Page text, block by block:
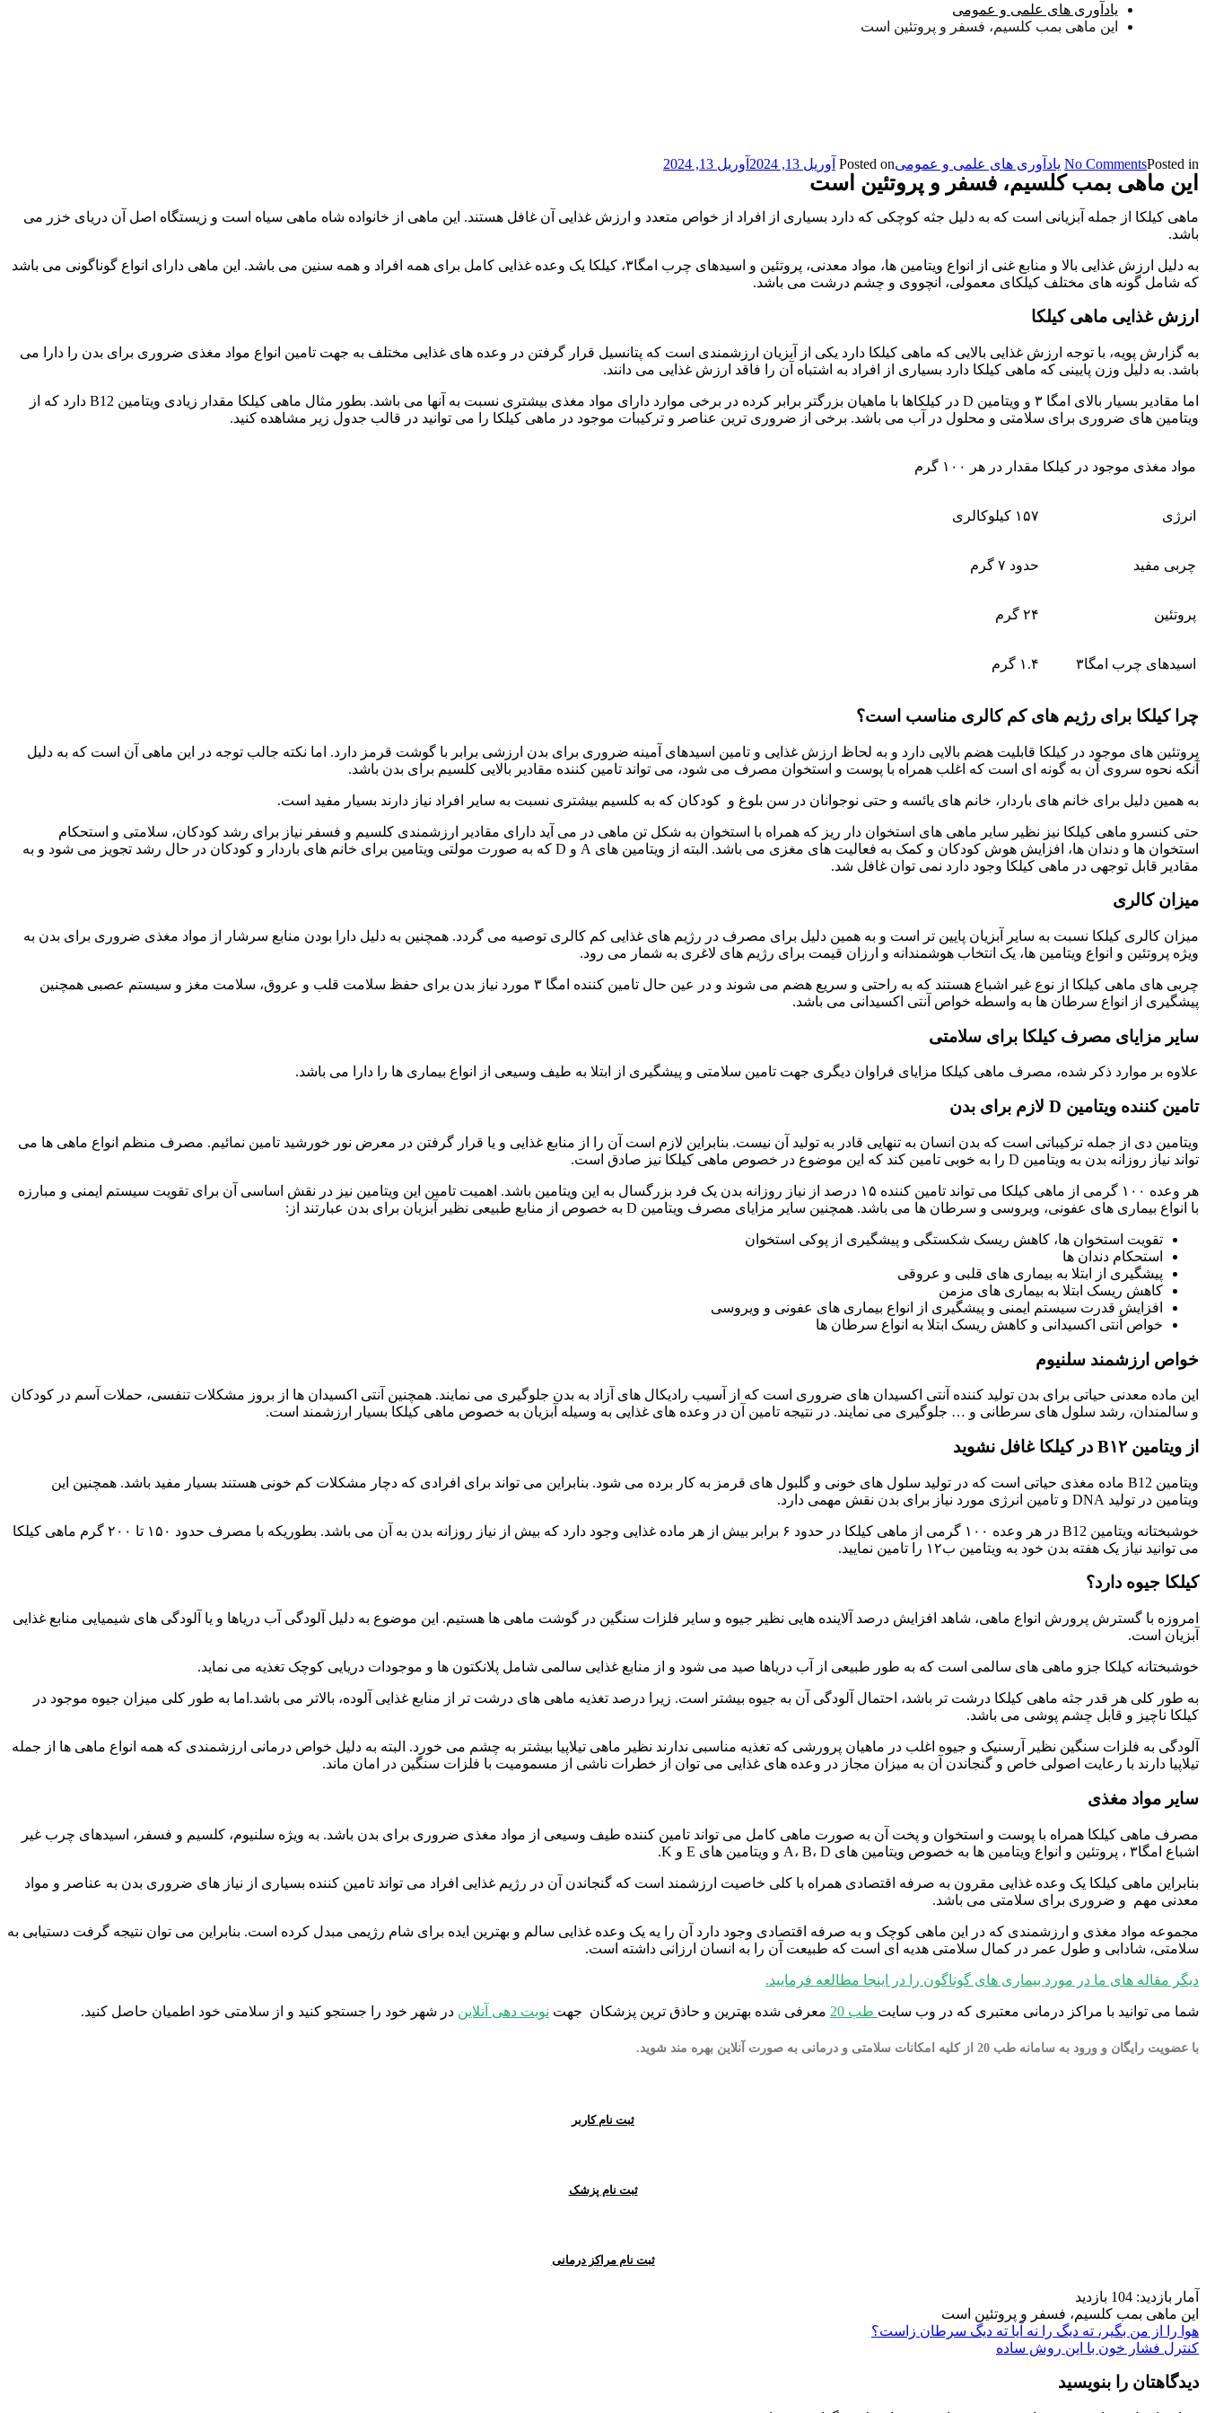
یادآوری های علمی و عمومی
این ماهی بمب کلسیم، فسفر و پروتئین است
No Comments
on
این
ماهی
بمب
کلسیم،
و
پروتئین
Posted in یادآوری های علمی و عمومیPosted on آوریل 13, 2024 آوریل 13, 2024
این ماهی بمب کلسیم، فسفر و پروتئین است
ماهی کیلکا از جمله آبزیانی است که به دلیل جثه کوچکی که دارد بسیاری از افراد از خواص متعدد و ارزش غذایی آن غافل هستند. این ماهی از خانواده شاه ماهی سیاه است و زیستگاه اصل آن دریای خزر می
باشد.
به دلیل ارزش غذایی بالا و منابع غنی از انواع ویتامین ها، مواد معدنی، پروتئین و اسیدهای چرب امگا۳، کیلکا یک وعده غذایی کامل برای همه افراد و همه سنین می باشد. این ماهی دارای انواع گوناگونی می باشد
که شامل گونه های مختلف کیلکای معمولی، انچووی و چشم درشت می باشد.
ارزش غذایی ماهی کیلکا
به گزارش پویه، با توجه ارزش غذایی بالایی که ماهی کیلکا دارد یکی از آبزیان ارزشمندی است که پتانسیل قرار گرفتن در وعده های غذایی مختلف به جهت تامین انواع مواد مغذی ضروری برای بدن را دارا می
باشد. به دلیل وزن پایینی که ماهی کیلکا دارد بسیاری از افراد به اشتباه آن را فاقد ارزش غذایی می دانند.
اما مقادیر بسیار بالای امگا ۳ و ویتامین D در کیلکاها با ماهیان بزرگتر برابر کرده در برخی موارد دارای مواد مغذی بیشتری نسبت به آنها می باشد. بطور مثال ماهی کیلکا مقدار زیادی ویتامین B12 دارد که از
ویتامین های ضروری برای سلامتی و محلول در آب می باشد. برخی از ضروری ترین عناصر و ترکیبات موجود در ماهی کیلکا را می توانید در قالب جدول زیر مشاهده کنید.
مواد مغذی موجود در کیلکا مقدار در هر ۱۰۰ گرم
انرژی ۱۵۷ کیلوکالری
چربی مفید حدود ۷ گرم
پروتئین ۲۴ گرم
اسیدهای چرب امگا۳ ۱.۴ گرم
چرا کیلکا برای رژیم های کم کالری مناسب است؟
پروتئین های موجود در کیلکا قابلیت هضم بالایی دارد و به لحاظ ارزش غذایی و تامین اسیدهای آمینه ضروری برای بدن ارزشی برابر با گوشت قرمز دارد. اما نکته جالب توجه در این ماهی آن است که به دلیل
آنکه نحوه سروی آن به گونه ای است که اغلب همراه با پوست و استخوان مصرف می شود، می تواند تامین کننده مقادیر بالایی کلسیم برای بدن باشد.
به همین دلیل برای خانم های باردار، خانم های یائسه و حتی نوجوانان در سن بلوغ و کودکان که به کلسیم بیشتری نسبت به سایر افراد نیاز دارند بسیار مفید است.
حتی کنسرو ماهی کیلکا نیز نظیر سایر ماهی های استخوان دار ریز که همراه با استخوان به شکل تن ماهی در می آید دارای مقادیر ارزشمندی کلسیم و فسفر نیاز برای رشد کودکان، سلامتی و استحکام
استخوان ها و دندان ها، افزایش هوش کودکان و کمک به فعالیت های مغزی می باشد. البته از ویتامین های A و D که به صورت مولتی ویتامین برای خانم های باردار و کودکان در حال رشد تجویز می شود و به
مقادیر قابل توجهی در ماهی کیلکا وجود دارد نمی توان غافل شد.
میزان کالری
میزان کالری کیلکا نسبت به سایر آبزیان پایین تر است و به همین دلیل برای مصرف در رژیم های غذایی کم کالری توصیه می گردد. همچنین به دلیل دارا بودن منابع سرشار از مواد مغذی ضروری برای بدن به
ویژه پروتئین و انواع ویتامین ها، یک انتخاب هوشمندانه و ارزان قیمت برای رژیم های لاغری به شمار می رود.
چربی های ماهی کیلکا از نوع غیر اشباع هستند که به راحتی و سریع هضم می شوند و در عین حال تامین کننده امگا ۳ مورد نیاز بدن برای حفظ سلامت قلب و عروق، سلامت مغز و سیستم عصبی همچنین
پیشگیری از انواع سرطان ها به واسطه خواص آنتی اکسیدانی می باشد.
سایر مزایای مصرف کیلکا برای سلامتی
علاوه بر موارد ذکر شده، مصرف ماهی کیلکا مزایای فراوان دیگری جهت تامین سلامتی و پیشگیری از ابتلا به طیف وسیعی از انواع بیماری ها را دارا می باشد.
تامین کننده ویتامین D لازم برای بدن
ویتامین دی از جمله ترکیباتی است که بدن انسان به تنهایی قادر به تولید آن نیست. بنابراین لازم است آن را از منابع غذایی و یا قرار گرفتن در معرض نور خورشید تامین نمائیم. مصرف منظم انواع ماهی ها می
تواند نیاز روزانه بدن به ویتامین D را به خوبی تامین کند که این موضوع در خصوص ماهی کیلکا نیز صادق است.
هر وعده ۱۰۰ گرمی از ماهی کیلکا می تواند تامین کننده ۱۵ درصد از نیاز روزانه بدن یک فرد بزرگسال به این ویتامین باشد. اهمیت تامین این ویتامین نیز در نقش اساسی آن برای تقویت سیستم ایمنی و مبارزه
با انواع بیماری های عفونی، ویروسی و سرطان ها می باشد. همچنین سایر مزایای مصرف ویتامین D به خصوص از منابع طبیعی نظیر آبزیان برای بدن عبارتند از:
تقویت استخوان ها، کاهش ریسک شکستگی و پیشگیری از پوکی استخوان
استحکام دندان ها
پیشگیری از ابتلا به بیماری های قلبی و عروقی
کاهش ریسک ابتلا به بیماری های مزمن
افزایش قدرت سیستم ایمنی و پیشگیری از انواع بیماری های عفونی و ویروسی
خواص آنتی اکسیدانی و کاهش ریسک ابتلا به انواع سرطان ها
خواص ارزشمند سلنیوم
این ماده معدنی حیاتی برای بدن تولید کننده آنتی اکسیدان های ضروری است که از آسیب رادیکال های آزاد به بدن جلوگیری می نمایند. همچنین آنتی اکسیدان ها از بروز مشکلات تنفسی، حملات آسم در کودکان
و سالمندان، رشد سلول های سرطانی و … جلوگیری می نمایند. در نتیجه تامین آن در وعده های غذایی به وسیله آبزیان به خصوص ماهی کیلکا بسیار ارزشمند است.
از ویتامین B۱۲ در کیلکا غافل نشوید
ویتامین B12 ماده مغذی حیاتی است که در تولید سلول های خونی و گلبول های قرمز به کار برده می شود. بنابراین می تواند برای افرادی که دچار مشکلات کم خونی هستند بسیار مفید باشد. همچنین این
ویتامین در تولید DNA و تامین انرژی مورد نیاز برای بدن نقش مهمی دارد.
خوشبختانه ویتامین B12 در هر وعده ۱۰۰ گرمی از ماهی کیلکا در حدود ۶ برابر بیش از هر ماده غذایی وجود دارد که بیش از نیاز روزانه بدن به آن می باشد. بطوریکه با مصرف حدود ۱۵۰ تا ۲۰۰ گرم ماهی کیلکا
می توانید نیاز یک هفته بدن خود به ویتامین ب۱۲ را تامین نمایید.
کیلکا جیوه دارد؟
امروزه با گسترش پرورش انواع ماهی، شاهد افزایش درصد آلاینده هایی نظیر جیوه و سایر فلزات سنگین در گوشت ماهی ها هستیم. این موضوع به دلیل آلودگی آب دریاها و یا آلودگی های شیمیایی منابع غذایی
آبزیان است.
خوشبختانه کیلکا جزو ماهی های سالمی است که به طور طبیعی از آب دریاها صید می شود و از منابع غذایی سالمی شامل پلانکتون ها و موجودات دریایی کوچک تغذیه می نماید.
به طور کلی هر قدر جثه ماهی کیلکا درشت تر باشد، احتمال آلودگی آن به جیوه بیشتر است. زیرا درصد تغذیه ماهی های درشت تر از منابع غذایی آلوده، بالاتر می باشد.اما به طور کلی میزان جیوه موجود در
کیلکا ناچیز و قابل چشم پوشی می باشد.
آلودگی به فلزات سنگین نظیر آرسنیک و جیوه اغلب در ماهیان پرورشی که تغذیه مناسبی ندارند نظیر ماهی تیلاپیا بیشتر به چشم می خورد. البته به دلیل خواص درمانی ارزشمندی که همه انواع ماهی ها از جمله
تیلاپیا دارند با رعایت اصولی خاص و گنجاندن آن به میزان مجاز در وعده های غذایی می توان از خطرات ناشی از مسمومیت با فلزات سنگین در امان ماند.
سایر مواد مغذی
مصرف ماهی کیلکا همراه با پوست و استخوان و پخت آن به صورت ماهی کامل می تواند تامین کننده طیف وسیعی از مواد مغذی ضروری برای بدن باشد. به ویژه سلنیوم، کلسیم و فسفر، اسیدهای چرب غیر
اشباع امگا۳ ، پروتئین و انواع ویتامین ها به خصوص ویتامین های A، B، D‌ و ویتامین های E و K.
بنابراین ماهی کیلکا یک وعده غذایی مقرون به صرفه اقتصادی همراه با کلی خاصیت ارزشمند است که گنجاندن آن در رژیم غذایی افراد می تواند تامین کننده بسیاری از نیاز های ضروری بدن به عناصر و مواد
معدنی مهم و ضروری برای سلامتی می باشد.
مجموعه مواد مغذی و ارزشمندی که در این ماهی کوچک و به صرفه اقتصادی وجود دارد آن را یه یک وعده غذایی سالم و بهترین ایده برای شام رژیمی مبدل کرده است. بنابراین می توان نتیجه گرفت دستیابی به
سلامتی، شادابی و طول عمر در کمال سلامتی هدیه ای است که طبیعت آن را به انسان ارزانی داشته است.
دیگر مقاله های ما در مورد بیماری های گوناگون را در اینجا مطالعه فرمایید.
شما می توانید با مراکز درمانی معتبری که در وب سایت طب 20 معرفی شده بهترین و حاذق ترین پزشکان جهت نوبت دهی آنلاین در شهر خود را جستجو کنید و از سلامتی خود اطمیان حاصل کنید.
با عضویت رایگان و ورود به سامانه طب 20 از کلیه امکانات سلامتی و درمانی به صورت آنلاین بهره مند شوید.
ثبت نام کاربر
ثبت نام پزشک
ثبت نام مراکز درمانی
آمار بازدید: 104 بازدید
این ماهی بمب کلسیم، فسفر و پروتئین است
راهبری
نوشته
هوا را از من بگیر، ته‌ دیگ را نه آیا ته دیگ سرطان زاست؟
کنترل فشار خون با این روش ساده
دیدگاهتان را بنویسید